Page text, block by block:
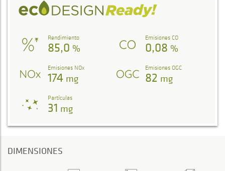
Rendimiento
85,0 %
Emisiones CO
0,08 %
Emisiones NOx
174 mg
Emisiones OGC
82 mg
Partículas
31 mg
DIMENSIONES